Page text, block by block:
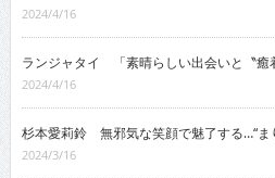
2024/4/16
ランジャタイ 「素晴らしい出会いと〝癒
2024/4/16
杉本愛莉鈴 無邪気な笑顔で魅了する…“ま
2024/3/16